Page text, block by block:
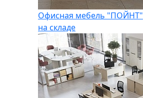
Офисная мебель "ПОЙНТ"
на складе